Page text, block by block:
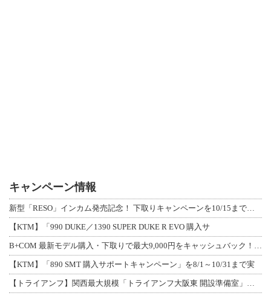
キャンペーン情報
新型「RESO」インカム発売記念！ 下取りキャンペーンを10/15まで延長して開
【KTM】「990 DUKE／1390 SUPER DUKE R EVO 購入サ
B+COM 最新モデル購入・下取りで最大9,000円をキャッシュバック！「B+F
【KTM】「890 SMT 購入サポートキャンペーン」を8/1～10/31まで実
【トライアンフ】関西最大規模「トライアンフ大阪東 開設準備室」がオープン！ 限定